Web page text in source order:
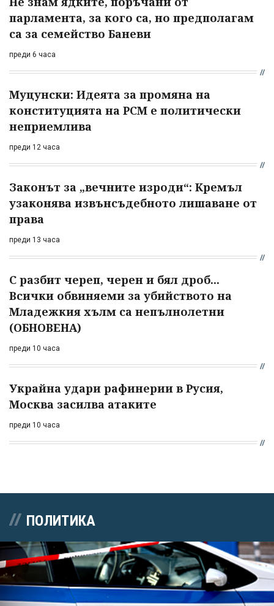
парламента, за кого са, но предполагам
са за семейство Баневи
преди 6 часа
Муцунски: Идеята за промяна на
конституцията на РСМ е политически
неприемлива
преди 12 часа
Законът за „вечните изроди“: Кремъл
узаконява извънсъдебното лишаване от
права
преди 13 часа
С разбит череп, черен и бял дроб...
Всички обвиняеми за убийството на
Младежкия хълм са непълнолетни
(ОБНОВЕНА)
преди 10 часа
Украйна удари рафинерии в Русия,
Москва засилва атаките
преди 10 часа
ПОЛИТИКА